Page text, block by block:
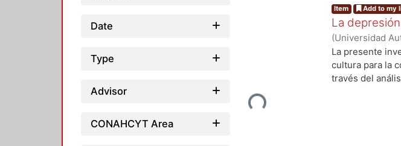
Date
Type
Advisor
CONAHCYT Area
Loading...
Item Add to my
La
(Universidad
de Servicios de
La presente
cultura para la
través del